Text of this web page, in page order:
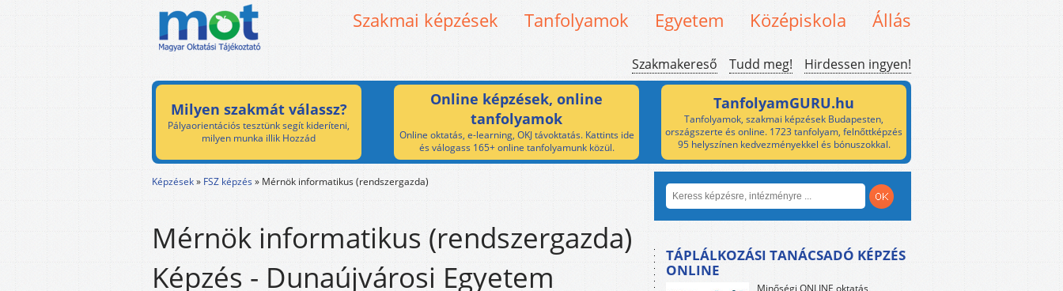
Szakmai képzések Tanfolyamok Egyetem Középiskola Állás
Szakmakereső Tudd meg! Hirdessen ingyen!
Milyen szakmát válassz?
Pályaorientációs tesztünk segít kideríteni,
milyen munka illik Hozzád
Online képzések, online
tanfolyamok
Online oktatás, e-learning, OKJ távoktatás. Kattints ide
és válogass 165+ online tanfolyamunk közül.
TanfolyamGURU.hu
Tanfolyamok, szakmai képzések Budapesten,
országszerte és online. 1723 tanfolyam, felnőttképzés
95 helyszínen kedvezményekkel és bónuszokkal.
Képzések» FSZ képzés» Mérnök informatikus (rendszergazda)
Mérnök informatikus (rendszergazda)
Képzés - Dunaújvárosi Egyetem
TÁPLÁLKOZÁSI TANÁCSADÓ KÉPZÉS
ONLINE